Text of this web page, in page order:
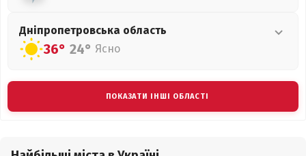
Дніпропетровська область
36° 24° Ясно
ПОКАЗАТИ ІНШІ ОБЛАСТІ